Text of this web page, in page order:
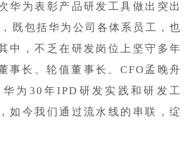
华为表彰产品研发工具做出突出
既包括华为公司各体系员工，也
中，不乏在研发岗位上坚守多年
事长、轮值董事长、CFO孟晚舟
为30年IPD研发实践和研发工
如今我们通过流水线的串联，绽